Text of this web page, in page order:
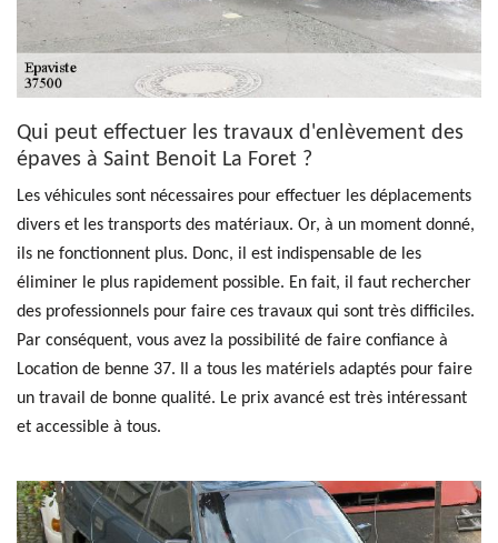
Qui peut effectuer les travaux d'enlèvement des
épaves à Saint Benoit La Foret ?
Les véhicules sont nécessaires pour effectuer les déplacements
divers et les transports des matériaux. Or, à un moment donné,
ils ne fonctionnent plus. Donc, il est indispensable de les
éliminer le plus rapidement possible. En fait, il faut rechercher
des professionnels pour faire ces travaux qui sont très difficiles.
Par conséquent, vous avez la possibilité de faire confiance à
Location de benne 37. Il a tous les matériels adaptés pour faire
un travail de bonne qualité. Le prix avancé est très intéressant
et accessible à tous.